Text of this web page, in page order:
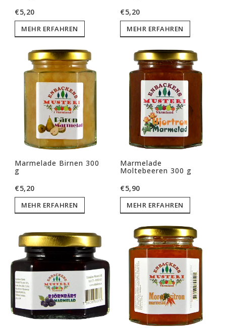
€5,20
MEHR ERFAHREN
€5,20
MEHR ERFAHREN
Marmelade Birnen 300
g
€5,20
MEHR ERFAHREN
Marmelade
Moltebeeren 300 g
€5,90
MEHR ERFAHREN